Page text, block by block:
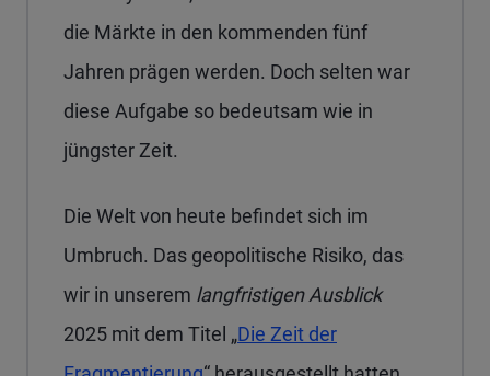
die Märkte in den kommenden fünf
Jahren prägen werden. Doch selten war
diese Aufgabe so bedeutsam wie in
jüngster Zeit.
Die Welt von heute befindet sich im
Umbruch. Das geopolitische Risiko, das
wir in unserem langfristigen Ausblick
2025 mit dem Titel „Die Zeit der